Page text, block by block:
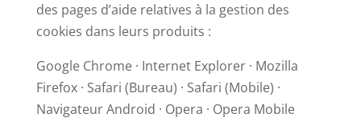
des pages d’aide relatives à la gestion des
cookies dans leurs produits :
Google Chrome · Internet Explorer · Mozilla
Firefox · Safari (Bureau) · Safari (Mobile) ·
Navigateur Android · Opera · Opera Mobile